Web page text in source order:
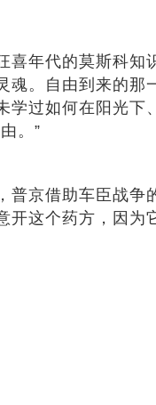
年代的莫斯科知
。自由到来的那
过如何在阳光下
。”
京借助车臣战争
这个药方，因为